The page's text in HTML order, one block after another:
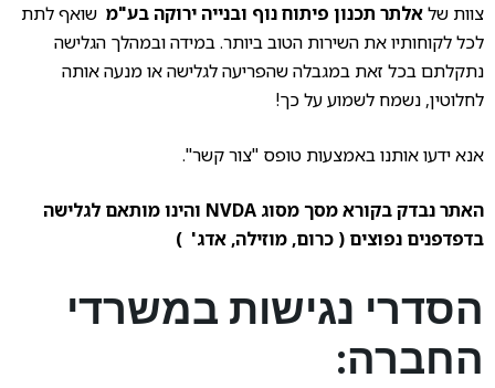
צוות שלאלתר תכנון פיתוח נוף ובנייה ירוקה בע"מ שואף לתת
לכל לקוחותיו את השירות הטוב ביותר. במידה ובמהלך הגלישה
נתקלתם בכל זאת במגבלה שהפריעה לגלישה או מנעה אותה
לחלוטין, נשמח לשמוע על כך!
אנא ידעו אותנו באמצעות טופס "צור קשר".
האתר נבדק בקורא מסך מסוג NVDA והינו מותאם לגלישה
בדפדפנים נפוצים ( כרום, מוזילה, אדג' )
הסדרי נגישות במשרדי
החברה: